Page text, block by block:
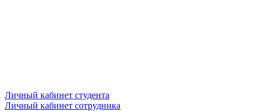
Личный кабинет студента
Личный кабинет сотрудника